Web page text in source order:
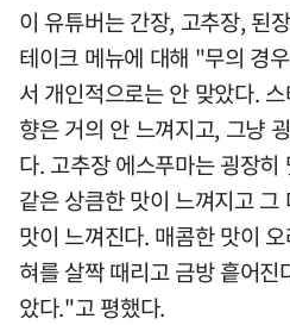
이 유튜버는 간장, 고추장, 된
테이크 메뉴에 대해 "무의 경
서 개인적으로는 안 맞았다.
향은 거의 안 느껴지고, 그냥
다. 고추장 에스푸마는 굉장
같은 상큼한 맛이 느껴지고
맛이 느껴진다. 매콤한 맛이
혀를 살짝 때리고 금방 흩어
았다."고 평했다.